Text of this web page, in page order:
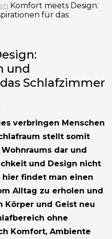
Komfort meets Design:
für das
und
Schlafzimmer
verbringen Menschen
stellt somit
dar und
und Design nicht
hier findet man einen
Alltag zu erholen und
Körper und Geist neu
ohne
Komfort, Ambiente